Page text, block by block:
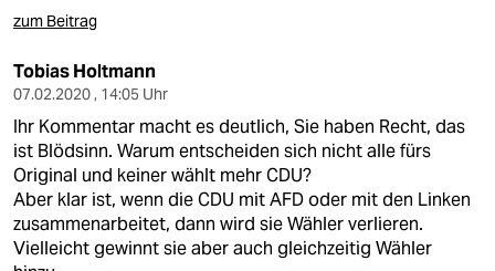
zum Beitrag
Tobias Holtmann
07.02.2020 , 14:05 Uhr
Ihr Kommentar macht es deutlich, Sie haben Recht, das
ist Blödsinn. Warum entscheiden sich nicht alle fürs
Original und keiner wählt mehr CDU?
Aber klar ist, wenn die CDU mit AFD oder mit den Linken
zusammenarbeitet, dann wird sie Wähler verlieren.
Vielleicht gewinnt sie aber auch gleichzeitig Wähler